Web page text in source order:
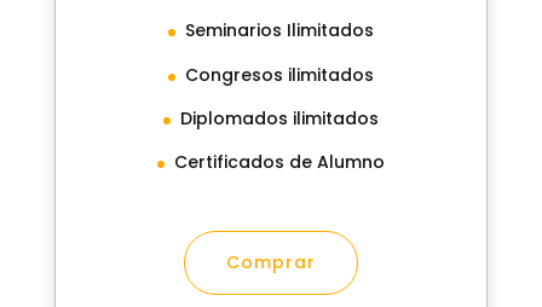
Seminarios Ilimitados
Congresos ilimitados
Diplomados ilimitados
Certificados de Alumno
Comprar